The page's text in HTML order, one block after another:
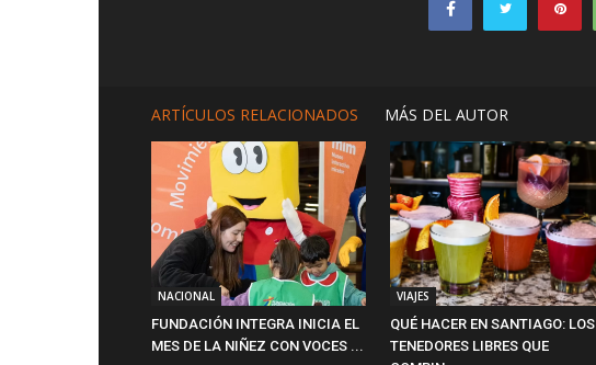
ARTÍCULOS RELACIONADOS MÁS DEL AUTOR
NACIONAL
FUNDACIÓN INTEGRA INICIA EL
MES DE LA NIÑEZ CON VOCES ...
VIAJES
QUÉ HACER EN SANTIAGO: LOS
TENEDORES LIBRES QUE